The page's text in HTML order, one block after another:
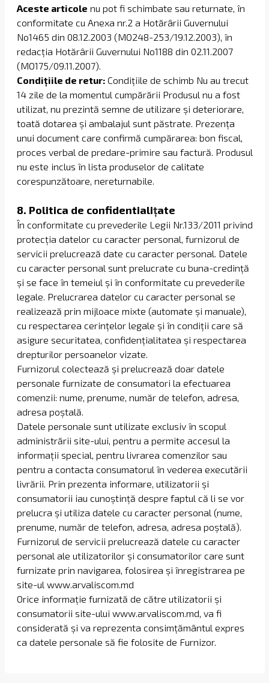
Aceste articole nu pot fi schimbate sau returnate, în
conformitate cu Anexa nr.2 a Hotărârii Guvernului
No1465 din 08.12.2003 (MO248-253/19.12.2003), în
redacția Hotărârii Guvernului No1188 din 02.11.2007
(МО175/09.11.2007).
Condițiile de retur:Condițiile de schimb Nu au trecut
14 zile de la momentul cumpărării Produsul nu a fost
utilizat, nu prezintă semne de utilizare și deteriorare,
toată dotarea și ambalajul sunt păstrate. Prezența
unui document care confirmă cumpărarea: bon fiscal,
proces verbal de predare-primire sau factură. Produsul
nu este inclus în lista produselor de calitate
corespunzătoare, nereturnabile.
​8. Politica de confidentialițate
În conformitate cu prevederile Legii Nr.133/2011 privind
protecția datelor cu caracter personal, furnizorul de
servicii prelucrează date cu caracter personal. Datele
cu caracter personal sunt prelucrate cu buna-credință
și se face în temeiul și în conformitate cu prevederile
legale. Prelucrarea datelor cu caracter personal se
realizează prin mijloace mixte (automate și manuale),
cu respectarea cerințelor legale și în condiții care să
asigure securitatea, confidențialitatea și respectarea
drepturilor persoanelor vizate.
Furnizorul colectează și prelucrează doar datele
personale furnizate de consumatori la efectuarea
comenzii: nume, prenume, număr de telefon, adresa,
adresa poștală.
Datele personale sunt utilizate exclusiv în scopul
administrării site-ului, pentru a permite accesul la
informații special, pentru livrarea comenzilor sau
pentru a contacta consumatorul în vederea executării
livrării. Prin prezenta informare, utilizatorii și
consumatorii iau cunoștință despre faptul că li se vor
prelucra și utiliza datele cu caracter personal (nume,
prenume, număr de telefon, adresa, adresa poștală).
Furnizorul de servicii prelucrează datele cu caracter
personal ale utilizatorilor și consumatorilor care sunt
furnizate prin navigarea, folosirea și înregistrarea pe
site-ul www.arvaliscom.md
Orice informație furnizată de către utilizatorii și
consumatorii site-ului www.arvaliscom.md, va fi
considerată și va reprezenta consimțământul expres
ca datele personale să fie folosite de Furnizor.